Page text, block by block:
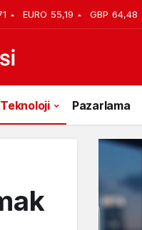
EURO 55,19 GBP 64,48
Teknoloji Pazarlama